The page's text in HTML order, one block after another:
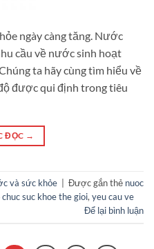
ngày càng tăng. Nước
cầu về nước sinh hoạt
ta hãy cùng tìm hiểu về
được qui định trong tiêu
ĐỌC →
và sức khỏe Được gắn thẻ nuoc
suc khoe the gioi, yeu cau ve
Để lại bình luận